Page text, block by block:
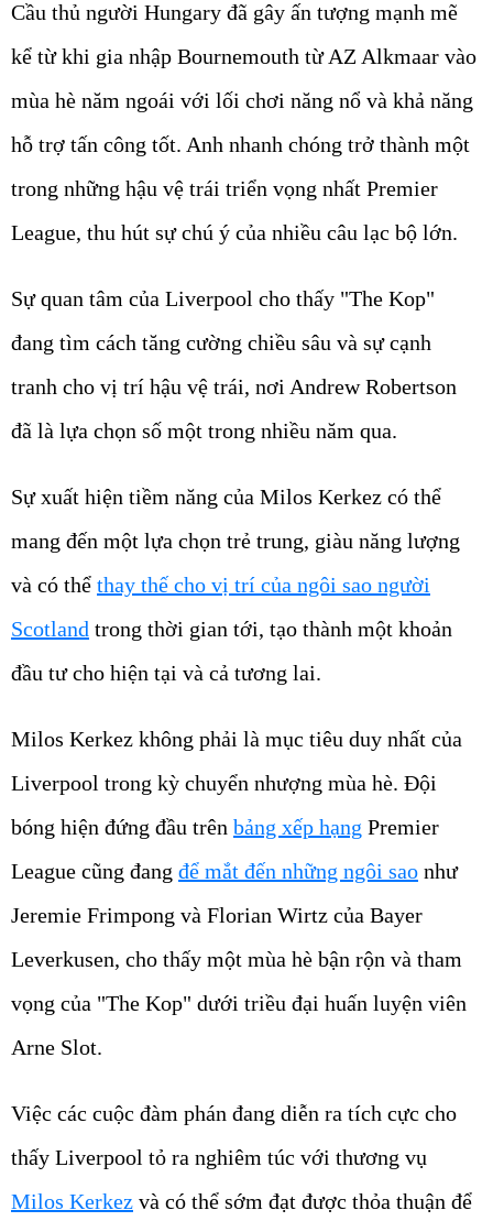
Cầu thủ người Hungary đã gây ấn tượng mạnh mẽ
kể từ khi gia nhập Bournemouth từ AZ Alkmaar vào
mùa hè năm ngoái với lối chơi năng nổ và khả năng
hỗ trợ tấn công tốt. Anh nhanh chóng trở thành một
trong những hậu vệ trái triển vọng nhất Premier
League, thu hút sự chú ý của nhiều câu lạc bộ lớn.
Sự quan tâm của Liverpool cho thấy "The Kop"
đang tìm cách tăng cường chiều sâu và sự cạnh
tranh cho vị trí hậu vệ trái, nơi Andrew Robertson
đã là lựa chọn số một trong nhiều năm qua.
Sự xuất hiện tiềm năng của Milos Kerkez có thể
mang đến một lựa chọn trẻ trung, giàu năng lượng
và có thể thay thế cho vị trí của ngôi sao người
Scotland trong thời gian tới, tạo thành một khoản
đầu tư cho hiện tại và cả tương lai.
Milos Kerkez không phải là mục tiêu duy nhất của
Liverpool trong kỳ chuyển nhượng mùa hè. Đội
bóng hiện đứng đầu trên bảng xếp hạng Premier
League cũng đang để mắt đến những ngôi sao như
Jeremie Frimpong và Florian Wirtz của Bayer
Leverkusen, cho thấy một mùa hè bận rộn và tham
vọng của "The Kop" dưới triều đại huấn luyện viên
Arne Slot.
Việc các cuộc đàm phán đang diễn ra tích cực cho
thấy Liverpool tỏ ra nghiêm túc với thương vụ
Milos Kerkez và có thể sớm đạt được thỏa thuận để